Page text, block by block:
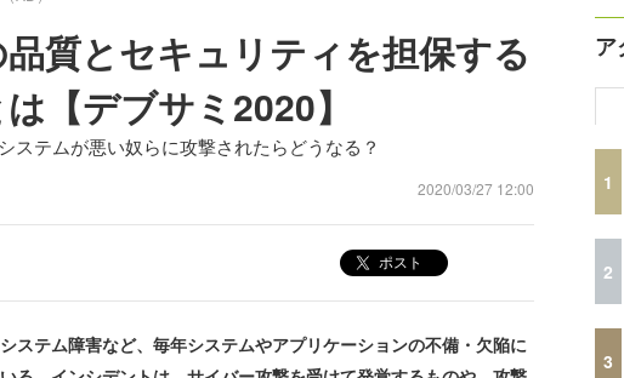
質とセキュリティを担保する
【デブサミ2020】
ステムが悪い奴らに攻撃されたらどうなる？
2020/03/27 12:00
ポスト
ステム障害など、毎年システムやアプリケーションの不備・欠陥に
ア
1
2
3